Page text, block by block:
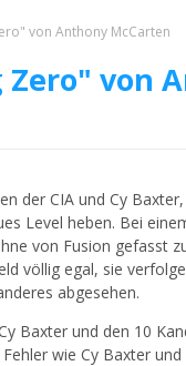
von Anthony McCarten
von
der CIA und Cy
Level heben. Bei
von Fusion gefasst
völlig egal, sie
abgesehen.
Baxter und den 10
wie Cy Baxter